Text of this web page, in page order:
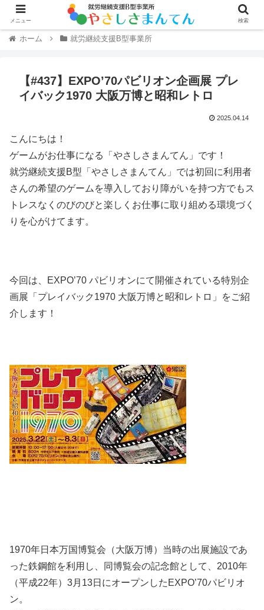
ホーム 就労継続支援B型事業所
【#437】EXPO’70パビリオン企画展 プレ
イバック1970 大阪万博と昭和レトロ
2025.04.14
こんにちは！
ゲームがお仕事になる「やさしさまんてん」です！
就労継続支援B型「やさしさまんてん」では初回に利用者
さんの希望のゲームを導入しており障がいを持つ方でもス
トレスなくのびのびと楽しくお仕事に取り組める環境づく
りを心がけてます。
今回は、EXPO’70 パビリオンにて開催されている特別企
画展「プレイバック1970 大阪万博と昭和レトロ」をご紹
介します！
1970年日本万国博覧会（大阪万博）当時の出展施設であ
った鉄鋼館を利用し、同博覧会の記念館として、2010年
（平成22年）3月13日にオープンしたEXPO’70パビリオ
ン。
メニュー 検索